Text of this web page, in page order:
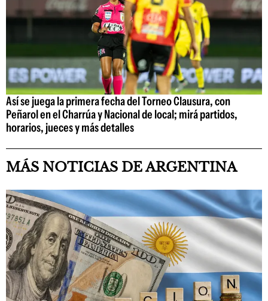
Así se juega la primera fecha del Torneo Clausura, con
Peñarol en el Charrúa y Nacional de local; mirá partidos,
horarios, jueces y más detalles
MÁS NOTICIAS DE ARGENTINA